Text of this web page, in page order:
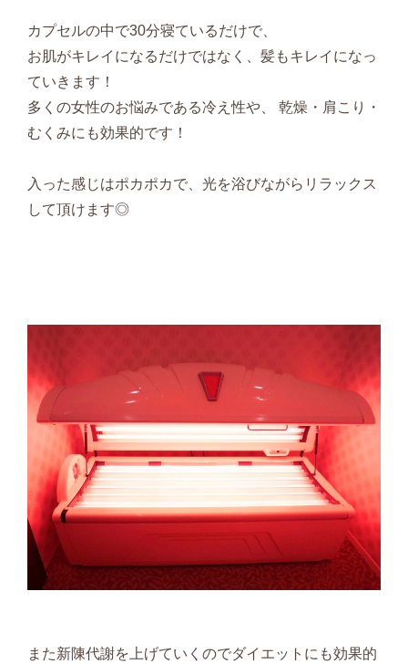
カプセルの中で30分寝ているだけで、
お肌がキレイになるだけではなく、髪もキレイになっ
ていきます！
多くの女性のお悩みである冷え性や、 乾燥・肩こり・
むくみにも効果的です！
入った感じはポカポカで、光を浴びながらリラックス
して頂けます◎
また新陳代謝を上げていくのでダイエットにも効果的